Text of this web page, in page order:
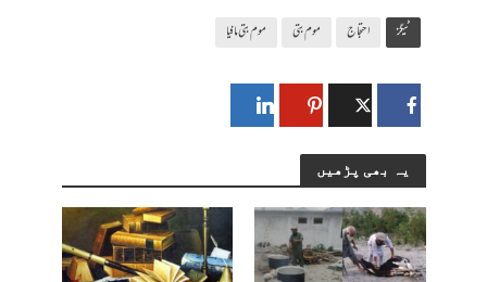
ٹیگز احتجاج موم بتی موم بتی مافیا
یہ بھی پڑھیں